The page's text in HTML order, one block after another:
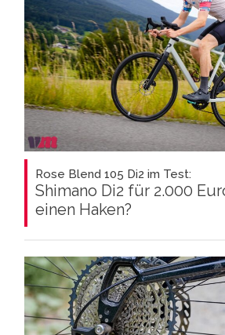
Rose Blend 105 Di2 im Test:
Shimano Di2 für 2.000
einen Haken?